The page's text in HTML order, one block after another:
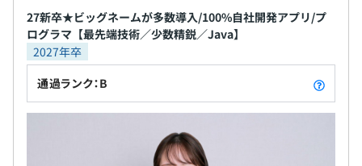
27新卒★ビッグネームが多数導入/100%自社開発アプリ/プ
ログラマ【最先端技術／少数精鋭／Java】
2027年卒
通過ランク：B